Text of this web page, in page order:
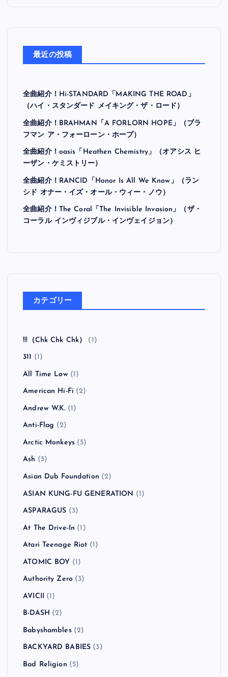
最近の投稿
全曲紹介！Hi-STANDARD「MAKING THE ROAD」
（ハイ・スタンダード メイキング・ザ・ロード）
全曲紹介！BRAHMAN「A FORLORN HOPE」（ブラ
フマン ア・フォーローン・ホープ）
全曲紹介！oasis「Heathen Chemistry」（オアシス ヒ
ーザン・ケミストリー）
全曲紹介！RANCID「Honor Is All We Know」（ラン
シド オナー・イズ・オール・ウィー・ノウ）
全曲紹介！The Coral「The Invisible Invasion」（ザ・
コーラル インヴィジブル・インヴェイジョン）
カテゴリー
!!!（Chk Chk Chk） (1)
311 (1)
All Time Low(1)
American Hi-Fi (2)
Andrew W.K. (1)
Anti-Flag (2)
Arctic Monkeys (5)
Ash (5)
Asian Dub Foundation (2)
ASIAN KUNG-FU GENERATION (1)
ASPARAGUS (3)
At The Drive-In (1)
Atari Teenage Riot (1)
ATOMIC BOY (1)
Authority Zero (3)
AVICII (1)
B-DASH (2)
Babyshambles(2)
BACKYARD BABIES (3)
Bad Religion (5)